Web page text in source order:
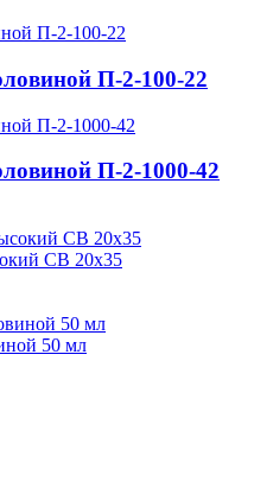
П-2-100-22
П-2-1000-42
СВ 20х35
50 мл